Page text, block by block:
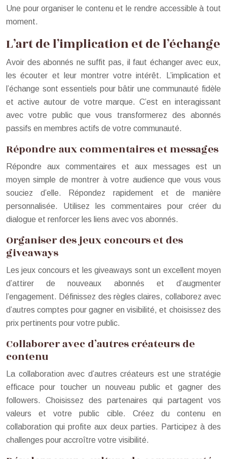
Une pour organiser le contenu et le rendre accessible à tout
moment.
L’art de l’implication et de l’échange
Avoir des abonnés ne suffit pas, il faut échanger avec eux,
les écouter et leur montrer votre intérêt. L’implication et
l’échange sont essentiels pour bâtir une communauté fidèle
et active autour de votre marque. C’est en interagissant
avec votre public que vous transformerez des abonnés
passifs en membres actifs de votre communauté.
Répondre aux commentaires et messages
Répondre aux commentaires et aux messages est un
moyen simple de montrer à votre audience que vous vous
souciez d’elle. Répondez rapidement et de manière
personnalisée. Utilisez les commentaires pour créer du
dialogue et renforcer les liens avec vos abonnés.
Organiser des jeux concours et des
giveaways
Les jeux concours et les giveaways sont un excellent moyen
d’attirer de nouveaux abonnés et d’augmenter
l’engagement. Définissez des règles claires, collaborez avec
d’autres comptes pour gagner en visibilité, et choisissez des
prix pertinents pour votre public.
Collaborer avec d’autres créateurs de
contenu
La collaboration avec d’autres créateurs est une stratégie
efficace pour toucher un nouveau public et gagner des
followers. Choisissez des partenaires qui partagent vos
valeurs et votre public cible. Créez du contenu en
collaboration qui profite aux deux parties. Participez à des
challenges pour accroître votre visibilité.